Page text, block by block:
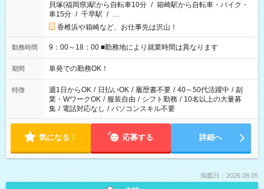
貝塚(福岡県)駅から自転車10分 / 箱崎駅から自転車・バイク・
車15分 / 千早駅 / …
香椎浜や箱崎など、お仕事先は沢山！
勤務時間 9：00～18：00 ■勤務地により就業時間は異なります
期間 単発での勤務OK！
特徴 週1日からOK / 日払いOK / 履歴書不要 / 40～50代活躍中 / 副
業・WワークOK / 服装自由 / シフト勤務 / 10名以上の大量募
集 / 電話対応なし / パソコンスキル不要
気になる！ 応募する 詳細へ
掲載日：2026.08.05